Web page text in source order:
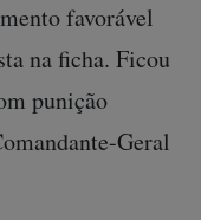
favorável
na ficha. Ficou
punição
Geral